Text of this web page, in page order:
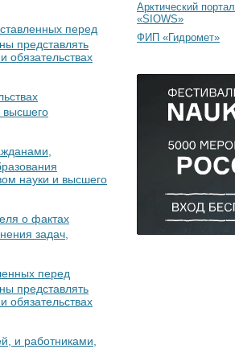
перед
представлять
обязательствах
высшего
науки и высшего
о фактах
задач,
перед
представлять
обязательствах
и работниками,
Арктический портал
«SIOWS»
ФИП «Гидромет»